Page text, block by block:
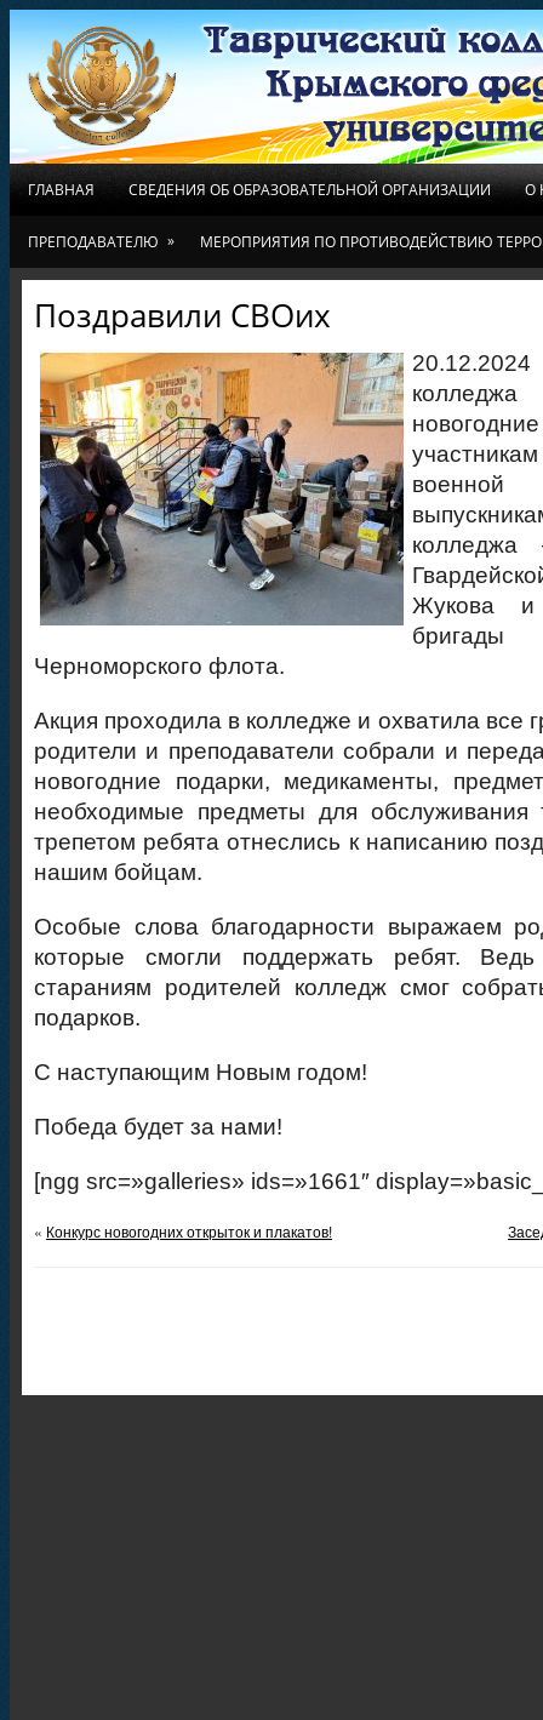
ГЛАВНАЯ СВЕДЕНИЯ ОБ ОБРАЗОВАТЕЛЬНОЙ ОРГАНИЗАЦИИ О
ПРЕПОДАВАТЕЛЮ » МЕРОПРИЯТИЯ ПО ПРОТИВОДЕЙСТВИЮ
Поздравили СВОих
Жукова и
бригады
Черноморского флота.
Акция проходила в колледже и охватила все
родители и преподаватели собрали и
новогодние подарки, медикаменты,
необходимые предметы для
трепетом ребята отнеслись к написанию
нашим бойцам.
Особые слова благодарности выражаем
которые смогли поддержать ребят. Ведь
стараниям родителей колледж смог
подарков.
С наступающим Новым годом!
Победа будет за нами!
[ngg src=»galleries» ids=»1661″
« Конкурс новогодних открыток и плакатов!